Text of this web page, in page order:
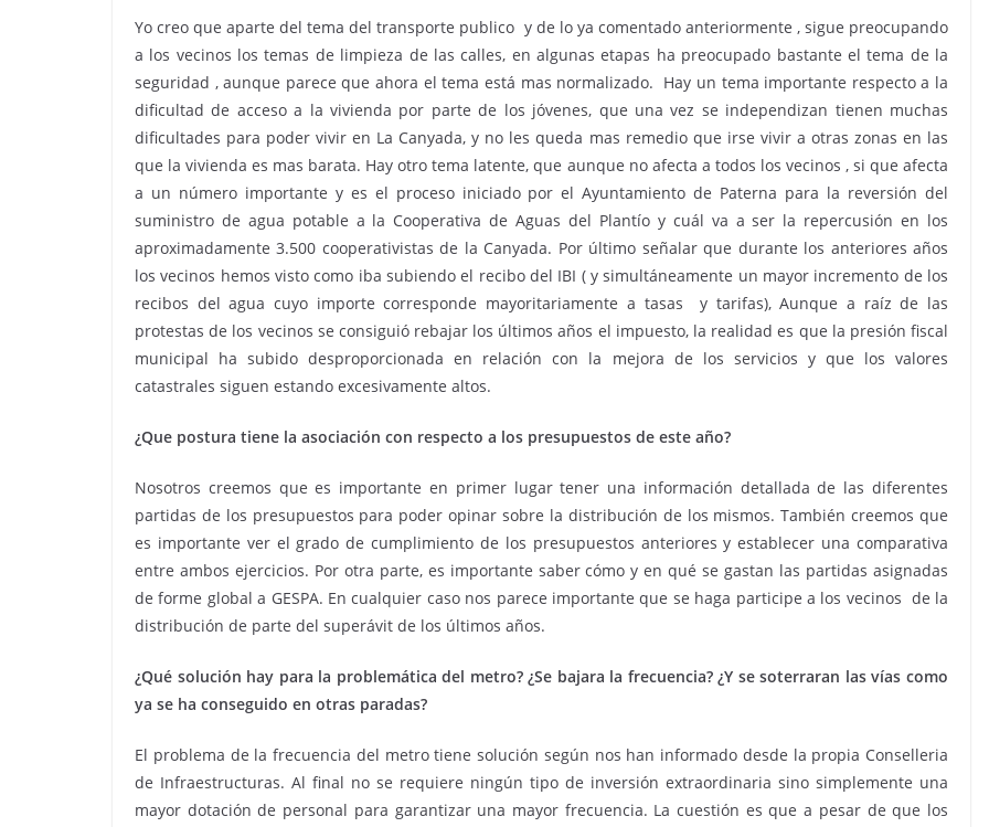
Yo creo que aparte del tema del transporte publico y de lo ya comentado anteriormente , sigue preocupando
a los vecinos los temas de limpieza de las calles, en algunas etapas ha preocupado bastante el tema de la
seguridad , aunque parece que ahora el tema está mas normalizado. Hay un tema importante respecto a la
dificultad de acceso a la vivienda por parte de los jóvenes, que una vez se independizan tienen muchas
dificultades para poder vivir en La Canyada, y no les queda mas remedio que irse vivir a otras zonas en las
que la vivienda es mas barata. Hay otro tema latente, que aunque no afecta a todos los vecinos , si que afecta
a un número importante y es el proceso iniciado por el Ayuntamiento de Paterna para la reversión del
suministro de agua potable a la Cooperativa de Aguas del Plantío y cuál va a ser la repercusión en los
aproximadamente 3.500 cooperativistas de la Canyada. Por último señalar que durante los anteriores años
los vecinos hemos visto como iba subiendo el recibo del IBI ( y simultáneamente un mayor incremento de los
recibos del agua cuyo importe corresponde mayoritariamente a tasas y tarifas), Aunque a raíz de las
protestas de los vecinos se consiguió rebajar los últimos años el impuesto, la realidad es que la presión fiscal
municipal ha subido desproporcionada en relación con la mejora de los servicios y que los valores
catastrales siguen estando excesivamente altos.
¿Que postura tiene la asociación con respecto a los presupuestos de este año?
Nosotros creemos que es importante en primer lugar tener una información detallada de las diferentes
partidas de los presupuestos para poder opinar sobre la distribución de los mismos. También creemos que
es importante ver el grado de cumplimiento de los presupuestos anteriores y establecer una comparativa
entre ambos ejercicios. Por otra parte, es importante saber cómo y en qué se gastan las partidas asignadas
de forme global a GESPA. En cualquier caso nos parece importante que se haga participe a los vecinos de la
distribución de parte del superávit de los últimos años.
¿Qué solución hay para la problemática del metro? ¿Se bajara la frecuencia? ¿Y se soterraran las vías como
ya se ha conseguido en otras paradas?
El problema de la frecuencia del metro tiene solución según nos han informado desde la propia Conselleria
de Infraestructuras. Al final no se requiere ningún tipo de inversión extraordinaria sino simplemente una
mayor dotación de personal para garantizar una mayor frecuencia. La cuestión es que a pesar de que los